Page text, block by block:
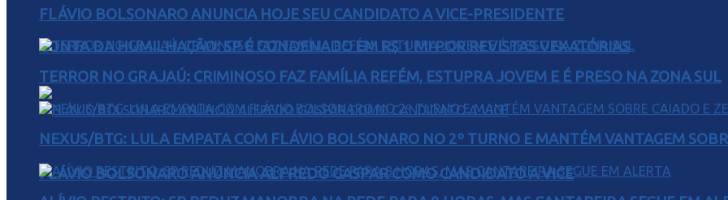
CONTA DA HUMILHAÇÃO: SP É CONDENADO EM R$ 1 MI POR REVISTAS VEXATÓRIAS
FLÁVIO BOLSONARO ANUNCIA ALFREDO GASPAR COMO CANDIDATO A VICE
FLÁVIO BOLSONARO ANUNCIA HOJE SEU CANDIDATO A VICE-PRESIDENTE
TERROR NO GRAJAÚ: CRIMINOSO FAZ FAMÍLIA REFÉM, ESTUPRA JOVEM E É PRESO NA ZONA SUL
NEXUS/BTG: LULA EMPATA COM FLÁVIO BOLSONARO NO 2º TURNO E MANTÉM VANTAGEM